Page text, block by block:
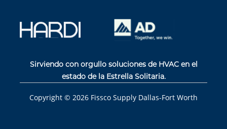
Sirviendo con orgullo soluciones de HVAC en el
estado de la Estrella Solitaria.
Copyright © 2026 Fissco Supply Dallas-Fort Worth